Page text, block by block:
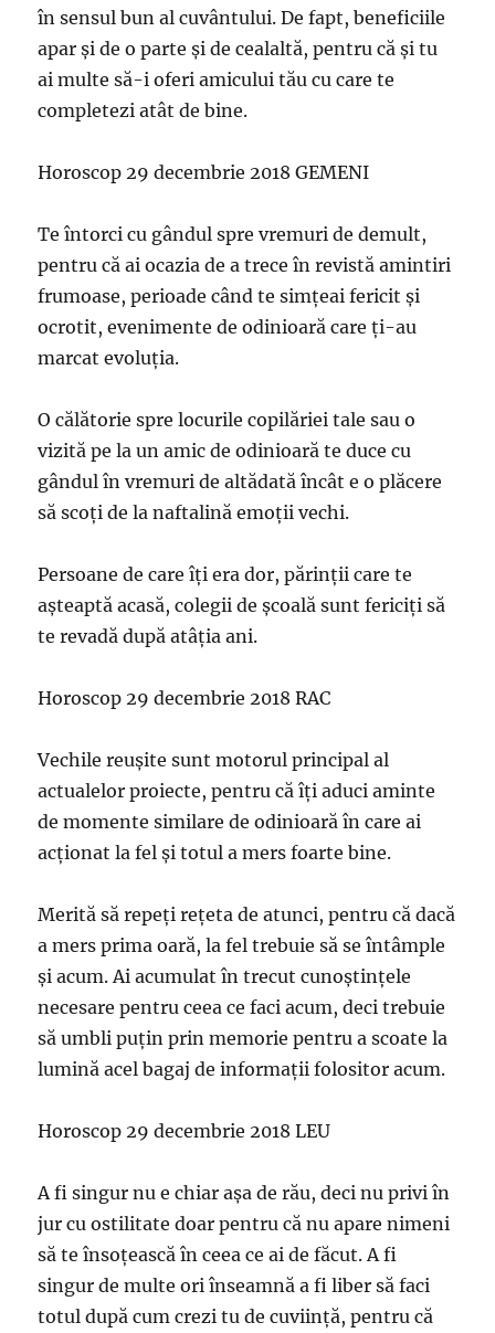
în sensul bun al cuvântului. De fapt, beneficiile
apar şi de o parte şi de cealaltă, pentru că şi tu
ai multe să-i oferi amicului tău cu care te
completezi atât de bine.
Horoscop 29 decembrie 2018 GEMENI
Te întorci cu gândul spre vremuri de demult,
pentru că ai ocazia de a trece în revistă amintiri
frumoase, perioade când te simţeai fericit şi
ocrotit, evenimente de odinioară care ţi-au
marcat evoluţia.
O călătorie spre locurile copilăriei tale sau o
vizită pe la un amic de odinioară te duce cu
gândul în vremuri de altădată încât e o plăcere
să scoţi de la naftalină emoţii vechi.
Persoane de care îţi era dor, părinţii care te
aşteaptă acasă, colegii de şcoală sunt fericiţi să
te revadă după atâţia ani.
Horoscop 29 decembrie 2018 RAC
Vechile reuşite sunt motorul principal al
actualelor proiecte, pentru că îţi aduci aminte
de momente similare de odinioară în care ai
acţionat la fel şi totul a mers foarte bine.
Merită să repeţi reţeta de atunci, pentru că dacă
a mers prima oară, la fel trebuie să se întâmple
şi acum. Ai acumulat în trecut cunoştinţele
necesare pentru ceea ce faci acum, deci trebuie
să umbli puţin prin memorie pentru a scoate la
lumină acel bagaj de informaţii folositor acum.
Horoscop 29 decembrie 2018 LEU
A fi singur nu e chiar aşa de rău, deci nu privi în
jur cu ostilitate doar pentru că nu apare nimeni
să te însoţească în ceea ce ai de făcut. A fi
singur de multe ori înseamnă a fi liber să faci
totul după cum crezi tu de cuviinţă, pentru că